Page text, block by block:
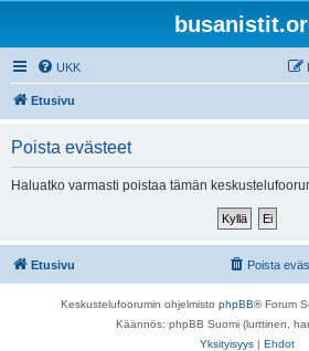
UKK
Etusivu
Poista evästeet
Haluatko varmasti poistaa tämän
Etusivu Poista
Keskustelufoorumin ohjelmisto phpBB® Forum
Käännös: phpBB Suomi (lurttinen,
Yksityisyys | Ehdot